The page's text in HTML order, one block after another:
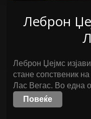
Леброн
Леброн Џејмс
стане сопственик
Лас Вегас. Во една
Повеќе